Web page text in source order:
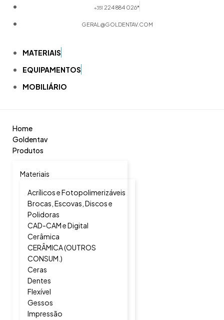
+351 224 884 026*
GERAL@GOLDENTAV.COM
MATERIAIS
EQUIPAMENTOS
MOBILIÁRIO
Home
Goldentav
Produtos
Materiais
Acrílicos e Fotopolimerizáveis
Brocas, Escovas, Discos e
Polidoras
CAD-CAM e Digital
Cerâmica
CERÂMICA (OUTROS
CONSUM.)
Ceras
Dentes
Flexível
Gessos
Impressão